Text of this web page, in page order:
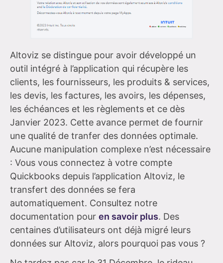
Altoviz se distingue pour avoir développé un
outil intégré à l’application qui récupère les
clients, les fournisseurs, les produits & services,
les devis, les factures, les avoirs, les dépenses,
les échéances et les règlements et ce dès
Janvier 2023. Cette avance permet de fournir
une qualité de tranfer des données optimale.
Aucune manipulation complexe n’est nécessaire
: Vous vous connectez à votre compte
Quickbooks depuis l’application Altoviz, le
transfert des données se fera
automatiquement. Consultez notre
documentation pour en savoir plus. Des
centaines d’utilisateurs ont déjà migré leurs
données sur Altoviz, alors pourquoi pas vous ?